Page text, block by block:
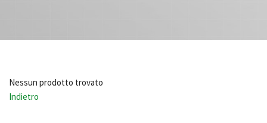
Nessun prodotto trovato
Indietro